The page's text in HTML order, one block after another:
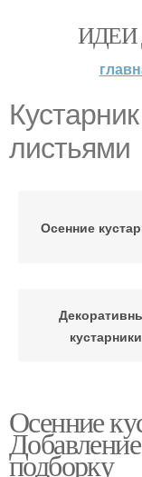
ИДЕИ
листьями
Осенние
кустарники
Осенние
подборку